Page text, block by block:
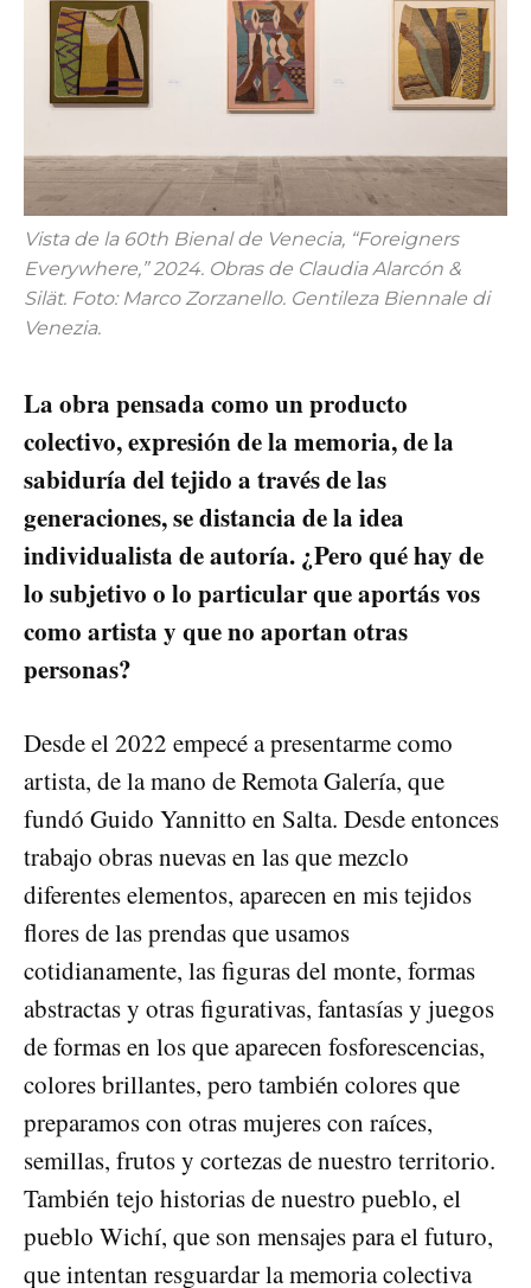
Vista de la 60th Bienal de Venecia, “Foreigners
Everywhere,” 2024. Obras de Claudia Alarcón &
Silät. Foto: Marco Zorzanello. Gentileza Biennale di
Venezia.
La obra pensada como un producto
colectivo, expresión de la memoria, de la
sabiduría del tejido a través de las
generaciones, se distancia de la idea
individualista de autoría. ¿Pero qué hay de
lo subjetivo o lo particular que aportás vos
como artista y que no aportan otras
personas?
Desde el 2022 empecé a presentarme como
artista, de la mano de Remota Galería, que
fundó Guido Yannitto en Salta. Desde entonces
trabajo obras nuevas en las que mezclo
diferentes elementos, aparecen en mis tejidos
flores de las prendas que usamos
cotidianamente, las figuras del monte, formas
abstractas y otras figurativas, fantasías y juegos
de formas en los que aparecen fosforescencias,
colores brillantes, pero también colores que
preparamos con otras mujeres con raíces,
semillas, frutos y cortezas de nuestro territorio.
También tejo historias de nuestro pueblo, el
pueblo Wichí, que son mensajes para el futuro,
que intentan resguardar la memoria colectiva